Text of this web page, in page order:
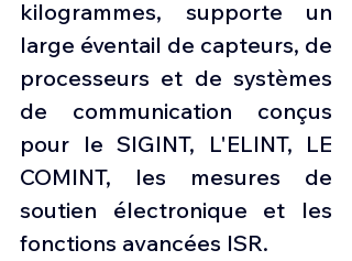
kilogrammes, supporte un
large éventail de capteurs, de
processeurs et de systèmes
de communication conçus
pour le SIGINT, L'ELINT, LE
COMINT, les mesures de
soutien électronique et les
fonctions avancées ISR.